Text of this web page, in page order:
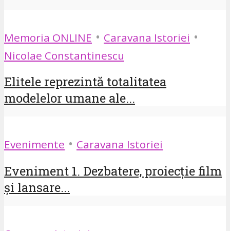
Memoria ONLINE • Caravana Istoriei •
Nicolae Constantinescu
Elitele reprezintă totalitatea
modelelor umane ale...
Evenimente • Caravana Istoriei
Eveniment 1. Dezbatere, proiecție film
și lansare...